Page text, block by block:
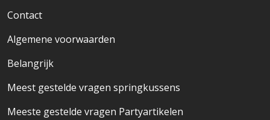
Contact
Algemene voorwaarden
Belangrijk
Meest gestelde vragen springkussens
Meeste gestelde vragen Partyartikelen